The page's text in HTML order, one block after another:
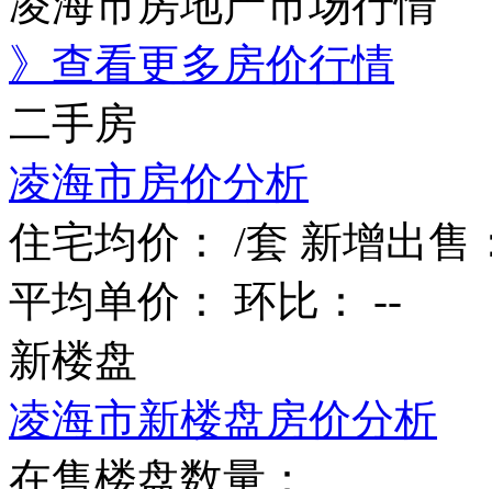
》查看更多房价行情
二手房
凌海市房价分析
住宅均价：
/套 新增出售
平均单价：
环比：
--
新楼盘
凌海市新楼盘房价分析
在售楼盘数量：